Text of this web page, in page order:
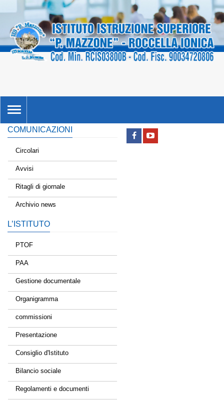
TOGGLE
NAVIGATION
COMUNICAZIONI
Circolari
Avvisi
Ritagli di giornale
Archivio news
L’ISTITUTO
PTOF
PAA
Gestione documentale
Organigramma
commissioni
Presentazione
Consiglio d'Istituto
Bilancio sociale
Regolamenti e documenti